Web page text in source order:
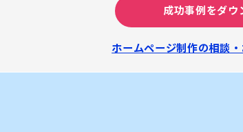
成功事例をダウ
ホームページ制作の相談